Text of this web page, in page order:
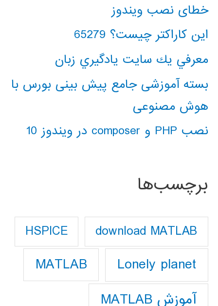
خطای نصب ویندوز
این کاراکتر چیست؟ 65279
معرفي يك سايت يادگيري زبان
بسته آموزشی جامع پیش بینی بورس با
هوش مصنوعی
نصب PHP و composer در ویندوز 10
برچسب‌ها
download MATLAB
HSPICE
Lonely planet
MATLAB
آموزش MATLAB